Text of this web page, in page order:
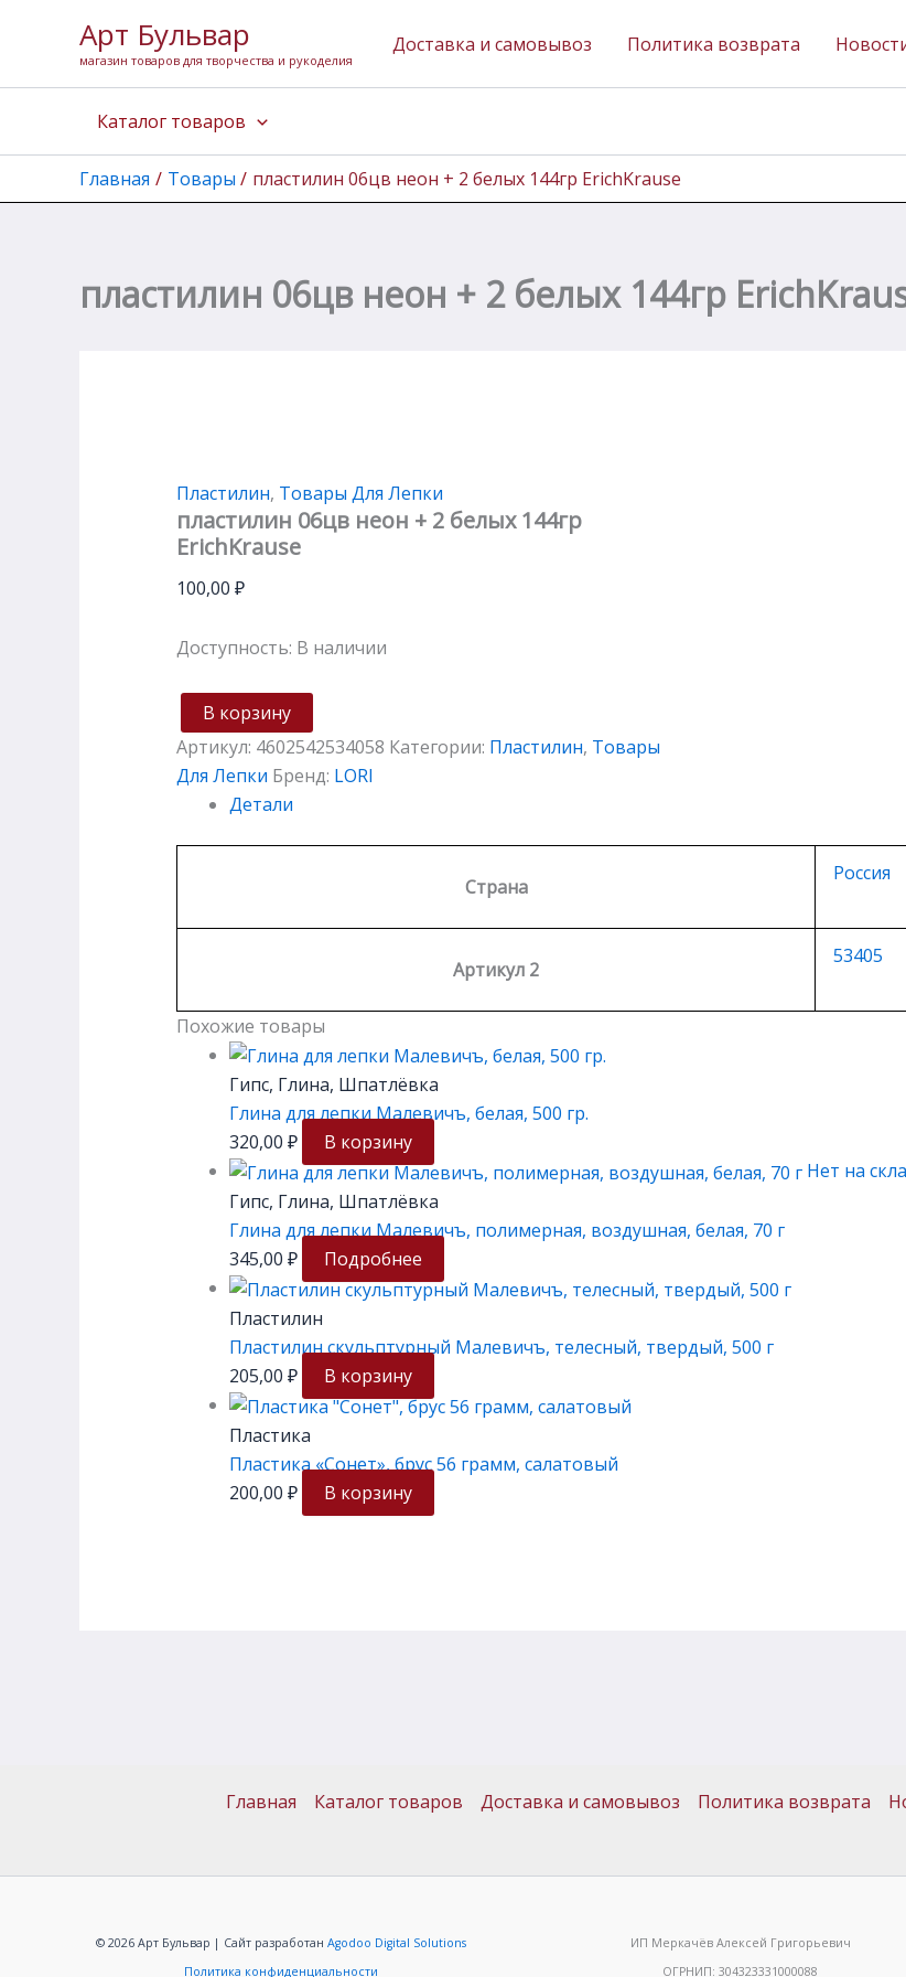
содержимому
Арт Бульвар
магазин товаров для творчества и рукоделия
Доставка и самовывоз Политика возврата
Каталог товаров
Главная Товары пластилин 06цв неон + 2 белых 144гр ErichKrause
пластилин 06цв неон + 2 белых 144гр
Пластилин, Товары Для Лепки
пластилин 06цв неон + 2 белых 144гр
ErichKrause
100,00 ₽
Доступность: В наличии
товара
пластилин
+
144гр
ErichKrause
В корзину
Артикул: 4602542534058 Категории: Пластилин, Товары
Для Лепки Бренд: LORI
Детали
Страна
Россия
Артикул 2
53405
Похожие товары
Гипс, Глина, Шпатлёвка
Глина для лепки Малевичъ, белая, 500 гр.
320,00 ₽
В корзину
Нет на
Гипс, Глина, Шпатлёвка
Глина для лепки Малевичъ, полимерная, воздушная, белая, 70 г
345,00 ₽ Подробнее
Пластилин
Пластилин скульптурный Малевичъ, телесный, твердый, 500 г
205,00 ₽ В корзину
Пластика
Пластика «Сонет», брус 56 грамм, салатовый
200,00 ₽ В корзину
Главная Каталог товаров Доставка и самовывоз Политика возврата
© 2026 Арт Бульвар | Сайт разработанAgodoo Digital Solutions
Политика конфиденциальности
ИП Меркачёв Алексей Григорьевич
ОГРНИП: 304323331000088